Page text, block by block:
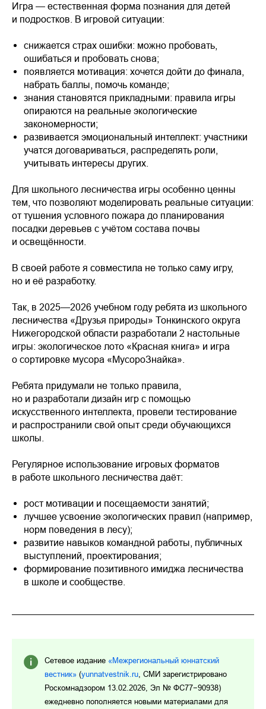
Игра — естественная форма познания для детей
и подростков. В игровой ситуации:
снижается страх ошибки: можно пробовать,
ошибаться и пробовать снова;
появляется мотивация: хочется дойти до финала,
набрать баллы, помочь команде;
знания становятся прикладными: правила игры
опираются на реальные экологические
закономерности;
развивается эмоциональный интеллект: участники
учатся договариваться, распределять роли,
учитывать интересы других.
Для школьного лесничества игры особенно ценны
тем, что позволяют моделировать реальные ситуации:
от тушения условного пожара до планирования
посадки деревьев с учётом состава почвы
и освещённости.
В своей работе я совместила не только саму игру,
но и её разработку.
Так, в 2025—2026 учебном году ребята из школьного
лесничества «Друзья природы» Тонкинского округа
Нижегородской области разработали 2 настольные
игры: экологическое лото «Красная книга» и игра
о сортировке мусора «МусороЗнайка».
Ребята придумали не только правила,
но и разработали дизайн игр с помощью
искусственного интеллекта, провели тестирование
и распространили свой опыт среди обучающихся
школы.
Регулярное использование игровых форматов
в работе школьного лесничества даёт:
рост мотивации и посещаемости занятий;
лучшее усвоение экологических правил (например,
норм поведения в лесу);
развитие навыков командной работы, публичных
выступлений, проектирования;
формирование позитивного имиджа лесничества
в школе и сообществе.
Сетевое издание «Межрегиональный юннатский
вестник» (yunnatvestnik.ru , СМИ зарегистрировано
Роскомнадзором 13.02.2026, Эл № ФС77−90938)
ежедневно пополняется новыми материалами для